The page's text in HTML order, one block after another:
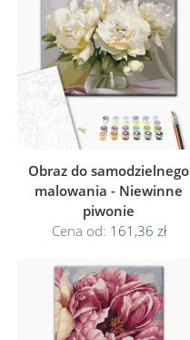
Obraz do samodzielnego
malowania - Niewinne
piwonie
Cena od: 161,36 zł